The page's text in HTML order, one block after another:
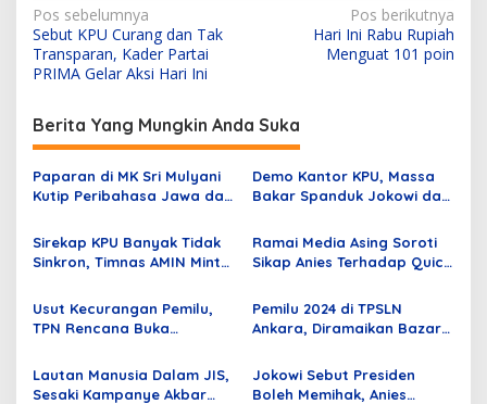
N
a
v
i
g
a
s
i
p
s
Pos sebelumnya
Sebut KPU Curang dan Tak
Transparan, Kader Partai
PRIMA Gelar Aksi Hari Ini
Pos berikutnya
Hari Ini Rabu Rupiah
Menguat 101 poin
Berita Yang Mungkin Anda Suka
Paparan di MK Sri Mulyani
Kutip Peribahasa Jawa dan
Demo Kantor KPU, Massa
Bakar Spanduk Jokowi dan
Mantan Danjen Kopassus
Sirekap KPU Banyak Tidak
Sinkron, Timnas AMIN Minta
Rekapitulasi Hingga Akhir
Ramai Media Asing Soroti
Sikap Anies Terhadap Quick
Usut Kecurangan Pemilu,
TPN Rencana Buka
AMIN
Pemilu 2024 di TPSLN
Ankara, Diramaikan Bazar
Lautan Manusia Dalam JIS,
Sesaki Kampanye Akbar
Jokowi Sebut Presiden
Boleh Memihak, Anies